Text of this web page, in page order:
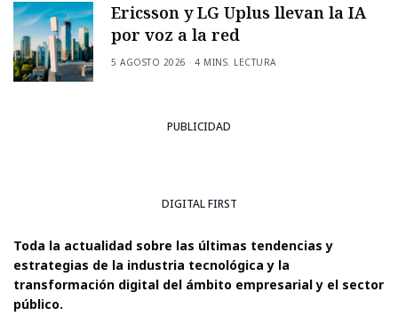
Ericsson y LG Uplus llevan la IA
por voz a la red
5 AGOSTO 2026 4 MINS. LECTURA
PUBLICIDAD
DIGITAL FIRST
Toda la actualidad sobre las últimas tendencias y
estrategias de la industria tecnológica y la
transformación digital del ámbito empresarial y el sector
público.